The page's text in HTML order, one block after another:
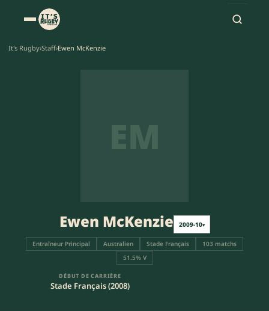
It's Rugby›Staff›Ewen McKenzie
EM
Ewen McKenzie 2009-10▾
Entraîneur Principal Australien Stade Français
103 matchs
51.5% V
DÉBUT DE CARRIÈRE
Stade Français (2008)